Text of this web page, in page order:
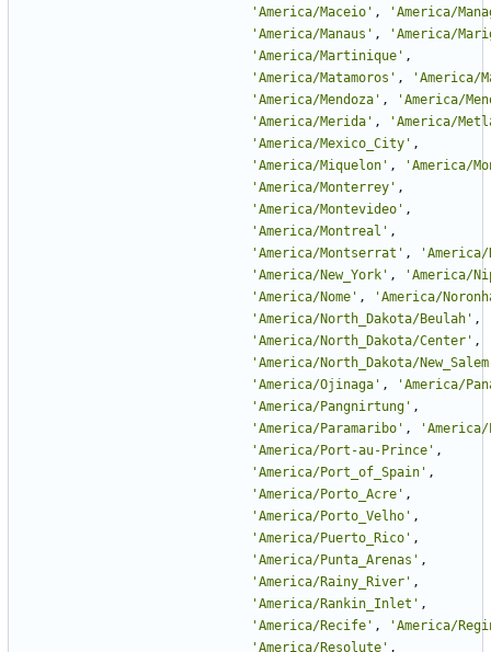
'America/Maceio ' , 'America/
'America/Manaus ' , 'America/
'America/Martinique ' ,
'America/Matamoros ' , 'America/
'America/Mendoza ' , 'America/
'America/Merida ' , 'America/
'America/Mexico_City ' ,
'America/Miquelon ' , 'America/
'America/Monterrey ' ,
'America/Montevideo ' ,
'America/Montreal ' ,
'America/Montserrat ' , 'America/
'America/New_York ' , 'America/
'America/Nome ' , 'America/
'America/North_Dakota/Beulah ' ,
'America/North_Dakota/Center ' ,
'America/North_Dakota/New_Salem
'America/Ojinaga ' , 'America/
'America/Pangnirtung ' ,
'America/Paramaribo ' , 'America/
'America/Port-au-Prince ' ,
'America/Port_of_Spain ' ,
'America/Porto_Acre ' ,
'America/Porto_Velho ' ,
'America/Puerto_Rico ' ,
'America/Punta_Arenas ' ,
'America/Rainy_River ' ,
'America/Rankin_Inlet ' ,
'America/Recife ' , 'America/
'America/Resolute ' ,